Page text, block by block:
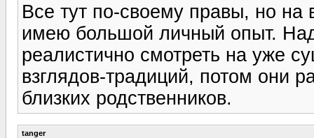
Все тут по-своему правы, но на
имею большой личный опыт.
реалистично смотреть на уже
взглядов-традиций, потом они
близких родственников.
tanger